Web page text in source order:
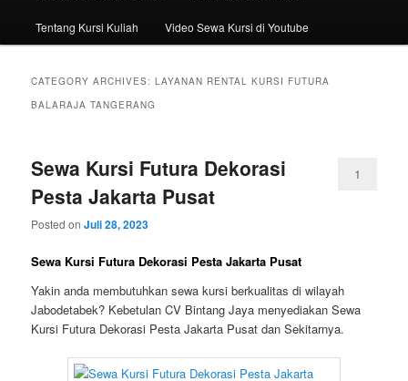
Tentang Kursi Kuliah Video Sewa Kursi di Youtube
CATEGORY ARCHIVES:LAYANAN RENTAL KURSI FUTURA
BALARAJA TANGERANG
Sewa Kursi Futura Dekorasi
Pesta Jakarta Pusat
Posted onJuli 28, 2023
1
Sewa Kursi Futura Dekorasi Pesta Jakarta Pusat
Yakin anda membutuhkan sewa kursi berkualitas di wilayah
Jabodetabek? Kebetulan CV Bintang Jaya menyediakan Sewa
Kursi Futura Dekorasi Pesta Jakarta Pusat dan Sekitarnya.